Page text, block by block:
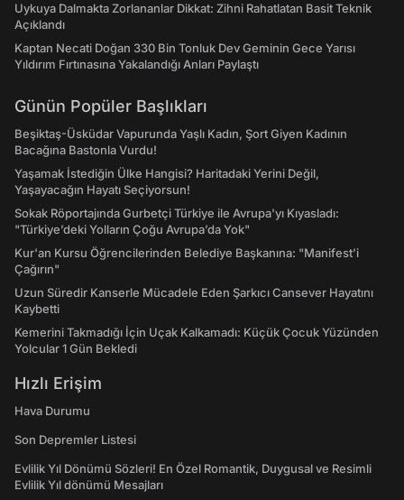
Uykuya Dalmakta Zorlananlar Dikkat: Zihni Rahatlatan Basit Teknik
Açıklandı
Kaptan Necati Doğan 330 Bin Tonluk Dev Geminin Gece Yarısı
Yıldırım Fırtınasına Yakalandığı Anları Paylaştı
Günün Popüler Başlıkları
Beşiktaş-Üsküdar Vapurunda Yaşlı Kadın, Şort Giyen Kadının
Bacağına Bastonla Vurdu!
Yaşamak İstediğin Ülke Hangisi? Haritadaki Yerini Değil,
Yaşayacağın Hayatı Seçiyorsun!
Sokak Röportajında Gurbetçi Türkiye ile Avrupa'yı Kıyasladı:
"Türkiye’deki Yolların Çoğu Avrupa’da Yok"
Kur'an Kursu Öğrencilerinden Belediye Başkanına: "Manifest’i
Çağırın"
Uzun Süredir Kanserle Mücadele Eden Şarkıcı Cansever Hayatını
Kaybetti
Kemerini Takmadığı İçin Uçak Kalkamadı: Küçük Çocuk Yüzünden
Yolcular 1 Gün Bekledi
Hızlı Erişim
Hava Durumu
Son Depremler Listesi
Evlilik Yıl Dönümü Sözleri! En Özel Romantik, Duygusal ve Resimli
Evlilik Yıl dönümü Mesajları